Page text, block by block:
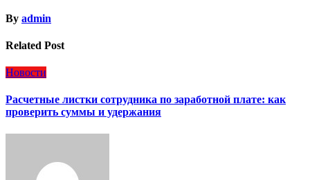
By admin
Related Post
Новости
Расчетные листки сотрудника по заработной плате: как
проверить суммы и удержания